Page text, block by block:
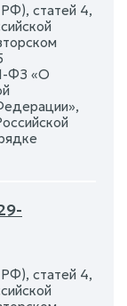
статей 4,
ФЗ «О
статей 4,